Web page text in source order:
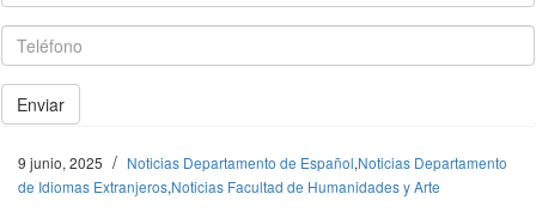
Teléfono
Enviar
9 junio, 2025 / Noticias Departamento de Español,Noticias Departamento
de Idiomas Extranjeros,Noticias Facultad de Humanidades y Arte